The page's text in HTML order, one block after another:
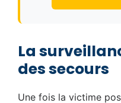
La
des secours
Une fois la victime